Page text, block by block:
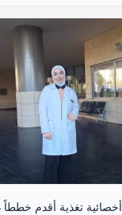
أخصائية تغذية أقدم